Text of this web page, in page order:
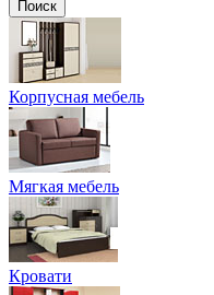
Корпусная мебель
Мягкая мебель
Кровати